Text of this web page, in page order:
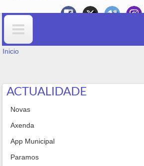
Formulario de
USTED ESTÁ AQUÍ
Inicio
ACTUALIDADE
Novas
Axenda
App Municipal
Paramos